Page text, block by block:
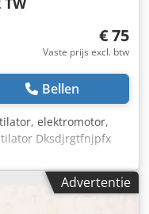
€ 75
Vaste prijs excl. btw
Bellen
elektromotor,
Dksdjrgtfnjpfx
type A2E200-AF02-02
2740 rpm -Aantal: 2x
-Afmetingen:
Advertentie